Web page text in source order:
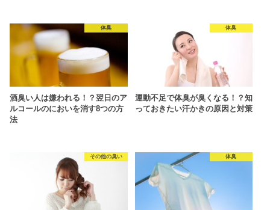
体臭
酒臭い人は嫌われる！？翌日のア
ルコールのにおいを消す8つの方
法
体臭
運動不足で体臭が臭くなる！？知
っておきたい汗かきの原因と対策
その他の臭い 体臭